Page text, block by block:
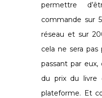
permettre
commande sur
réseau et sur
cela ne sera
passant par eux,
du prix du livre
plateforme. Et